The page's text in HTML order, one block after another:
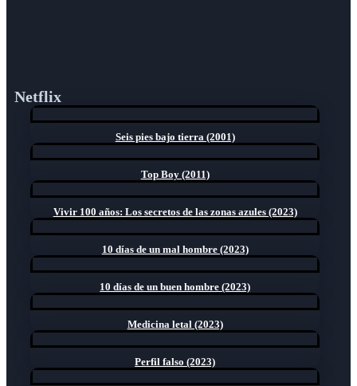
Netflix
Seis pies bajo tierra (2001)
Top Boy (2011)
Vivir 100 años: Los secretos de las zonas azules (2023)
10 días de un mal hombre (2023)
10 días de un buen hombre (2023)
Medicina letal (2023)
Perfil falso (2023)